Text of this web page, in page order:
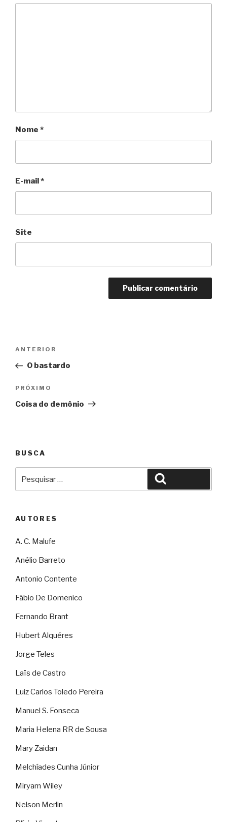
Nome *
E-mail *
Site
Post
Anterior
ANTERIOR
O bastardo
Próximo
PRÓXIMO
Coisa do demônio
BUSCA
AUTORES
A. C. Malufe
Anélio Barreto
Antonio Contente
Fábio De Domenico
Fernando Brant
Hubert Alquéres
Jorge Teles
Laïs de Castro
Luiz Carlos Toledo Pereira
Manuel S. Fonseca
Maria Helena RR de Sousa
Mary Zaidan
Melchíades Cunha Júnior
Miryam Wiley
Nelson Merlin